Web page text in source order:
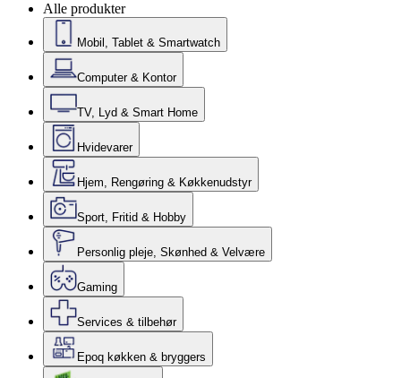
Alle produkter
Mobil, Tablet & Smartwatch
Computer & Kontor
TV, Lyd & Smart Home
Hvidevarer
Hjem, Rengøring & Køkkenudstyr
Sport, Fritid & Hobby
Personlig pleje, Skønhed & Velvære
Gaming
Services & tilbehør
Epoq køkken & bryggers